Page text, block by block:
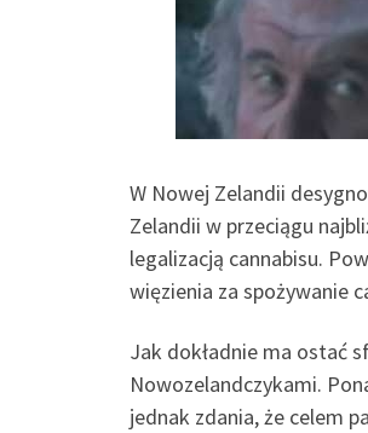
W Nowej Zelandii
Zelandii w przeciągu
legalizacją cannabisu.
więzienia za spożywanie
Jak dokładnie ma ostać
Nowozelandczykami.
jednak zdania, że celem